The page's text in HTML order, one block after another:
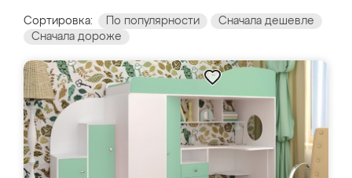
Сортировка: По популярности
Сначала дешевле
Сначала дороже